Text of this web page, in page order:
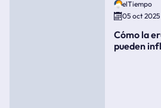
elTiempo
05 oct 2025
Cómo la
pueden